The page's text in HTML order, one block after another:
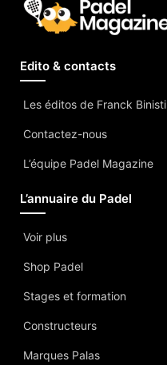
Edito & contacts
Les éditos de Franck Binisti
Contactez-nous
L’équipe Padel Magazine
L’annuaire du Padel
Voir plus
Shop Padel
Stages et formation
Constructeurs
Marques Palas